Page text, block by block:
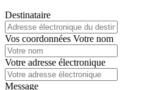
Destinataire
Vos coordonnées Votre nom
Votre adresse électronique
Message